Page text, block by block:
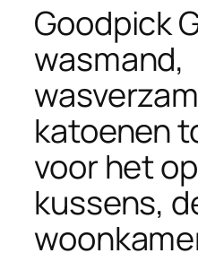
Goodpick
wasmand,
katoenen
voor het
kussens,